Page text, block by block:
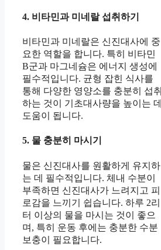
4. 비타민과 미네랄 섭취하기
비타민과 미네랄은 신진대사에 중
요한 역할을 합니다. 특히 비타민
B군과 마그네슘은 에너지 생성에
필수적입니다. 균형 잡힌 식사를
통해 다양한 영양소를 충분히 섭취
하는 것이 기초대사량을 높이는 데
도움이 됩니다.
5. 물 충분히 마시기
물은 신진대사를 원활하게 유지하
는 데 필수적입니다. 체내 수분이
부족하면 신진대사가 느려지고 피
로감을 느끼기 쉽습니다. 하루 2리
터 이상의 물을 마시는 것이 좋으
며, 특히 운동 후에는 충분한 수분
보충이 필요합니다.